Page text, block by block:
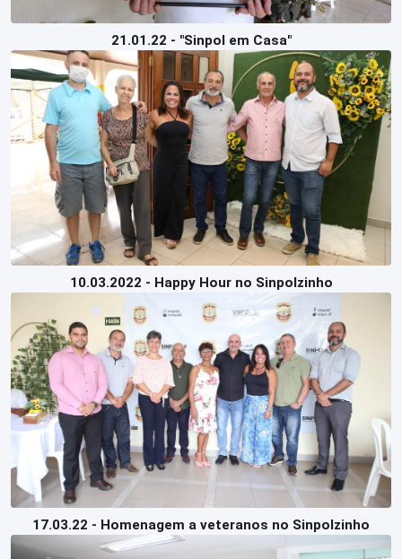
21.01.22 - "Sinpol em Casa"
10.03.2022 - Happy Hour no Sinpolzinho
17.03.22 - Homenagem a veteranos no Sinpolzinho